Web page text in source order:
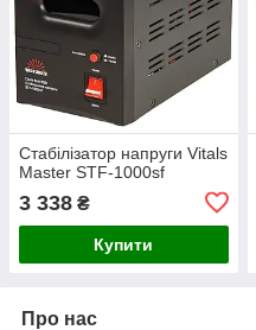
Стабілізатор напруги Vitals
Master STF-1000sf
3 338 ₴
Купити
Про нас